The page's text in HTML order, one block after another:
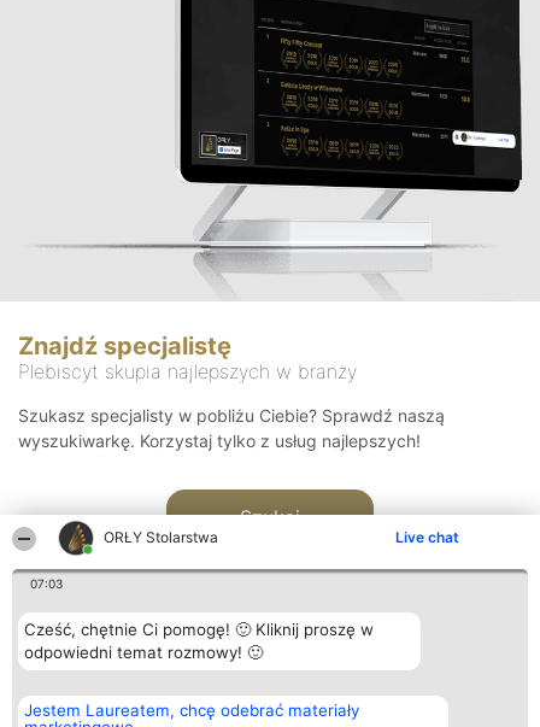
ORŁY Stolarstwa Live chat
07:03
Cześć, chętnie Ci pomogę! 🙂 Kliknij proszę w
odpowiedni temat rozmowy! 🙂
Jestem Laureatem, chcę odebrać materiały
Znajdź specjalistę
Plebiscyt skupia najlepszych w branży
Szukasz specjalisty w pobliżu Ciebie? Sprawdź naszą
wyszukiwarkę. Korzystaj tylko z usług najlepszych!
Szukaj
Organizator plebiscytu
Bright Side Solutions sp. z o.
Plebiscyt
Laureaci
Kontakt
Kontakt